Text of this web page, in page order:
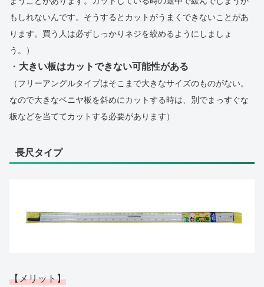
もしれないんです。そうするとカットがうまくできないことがあ
ります。買う人は必ずしっかりネジを絞めるようにしましょ
う。）
・ 大きい板はカットできない可能性がある
（フリーアングルタイプはそこまで大きなサイズのものがない。
なので大きなベニヤ板を斜めにカットする時は、別でまっすぐな
板などを当ててカットする必要があります）
長尺タイプ
【メリット】